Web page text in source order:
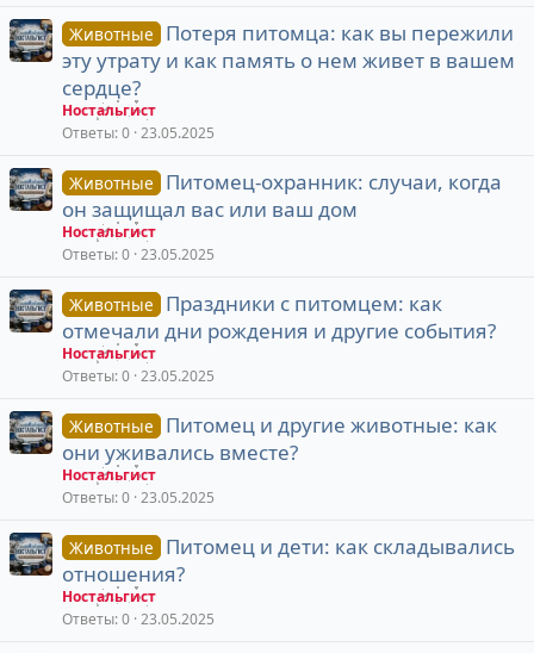
Животные
Потеря питомца: как вы пережили
эту утрату и как память о нем живет в вашем
сердце?
Ностальгист
Ответы 0 23.05.2025
Животные
Питомец-охранник: случаи, когда
он защищал вас или ваш дом
Ностальгист
Ответы 0 23.05.2025
Животные
Праздники с питомцем: как
отмечали дни рождения и другие события?
Ностальгист
Ответы 0 23.05.2025
Животные
Питомец и другие животные: как
они уживались вместе?
Ностальгист
Ответы 0 23.05.2025
Животные
Питомец и дети: как складывались
отношения?
Ностальгист
Ответы 0 23.05.2025